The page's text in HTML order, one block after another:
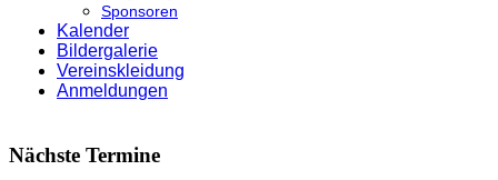
Sponsoren
Kalender
Bildergalerie
Vereinskleidung
Anmeldungen
Nächste Termine